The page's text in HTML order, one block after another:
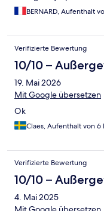
BERNARD, Aufenthalt
Verifizierte Bewertung
10/10 –
19. Mai 2026
Mit Google übersetzen
Ok
Claes, Aufenthalt von 6
Verifizierte Bewertung
10/10 –
4. Mai 2025